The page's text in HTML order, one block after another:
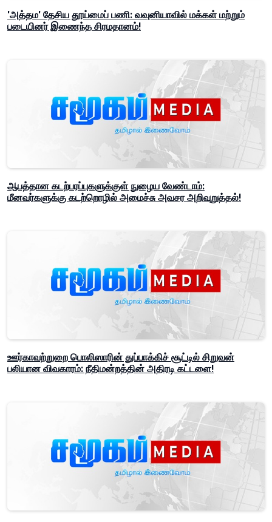
'அத்தம' தேசிய தூய்மைப் பணி: வவுனியாவில் மக்கள் மற்றும்
படையினர் இணைந்த சிரமதானம்!
ஆபத்தான கடற்பரப்புகளுக்குள் நுழைய வேண்டாம்:
மீனவர்களுக்கு கடற்றொழில் அமைச்சு அவசர அறிவுறுத்தல்!
ஊர்காவற்றுறை பொலிஸாரின் துப்பாக்கிச் சூட்டில் சிறுவன்
பலியான விவகாரம்: நீதிமன்றத்தின் அதிரடி கட்டளை!